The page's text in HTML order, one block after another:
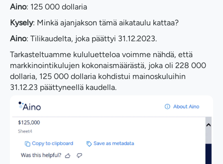
Aino: 125 000 dollaria
Kysely: Minkä ajanjakson tämä aikataulu kattaa?
Aino: Tilikaudelta, joka päättyi 31.12.2023.
Tarkasteltuamme kululuetteloa voimme nähdä, että
markkinointikulujen kokonaismäärästä, joka oli 228 000
dollaria, 125 000 dollaria kohdistui mainoskuluihin
31.12.23 päättyneellä kaudella.